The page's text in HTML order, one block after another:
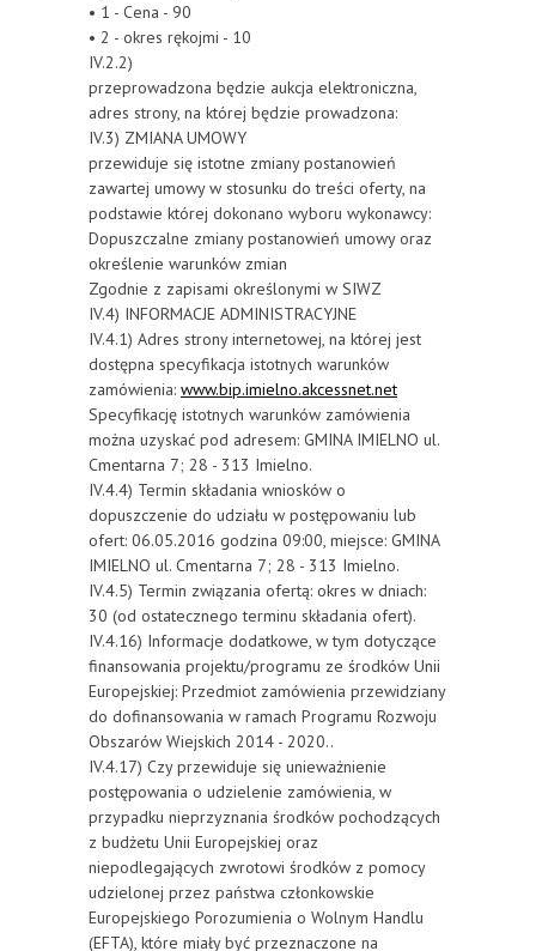
• 1 - Cena - 90
• 2 - okres rękojmi - 10
IV.2.2)
przeprowadzona będzie aukcja elektroniczna,
adres strony, na której będzie prowadzona:
IV.3) ZMIANA UMOWY
przewiduje się istotne zmiany postanowień
zawartej umowy w stosunku do treści oferty, na
podstawie której dokonano wyboru wykonawcy:
Dopuszczalne zmiany postanowień umowy oraz
określenie warunków zmian
Zgodnie z zapisami określonymi w SIWZ
IV.4) INFORMACJE ADMINISTRACYJNE
IV.4.1) Adres strony internetowej, na której jest
dostępna specyfikacja istotnych warunków
zamówienia: www.bip.imielno.akcessnet.net
Specyfikację istotnych warunków zamówienia
można uzyskać pod adresem: GMINA IMIELNO ul.
Cmentarna 7; 28 - 313 Imielno.
IV.4.4) Termin składania wniosków o
dopuszczenie do udziału w postępowaniu lub
ofert: 06.05.2016 godzina 09:00, miejsce: GMINA
IMIELNO ul. Cmentarna 7; 28 - 313 Imielno.
IV.4.5) Termin związania ofertą: okres w dniach:
30 (od ostatecznego terminu składania ofert).
IV.4.16) Informacje dodatkowe, w tym dotyczące
finansowania projektu/programu ze środków Unii
Europejskiej: Przedmiot zamówienia przewidziany
do dofinansowania w ramach Programu Rozwoju
Obszarów Wiejskich 2014 - 2020..
IV.4.17) Czy przewiduje się unieważnienie
postępowania o udzielenie zamówienia, w
przypadku nieprzyznania środków pochodzących
z budżetu Unii Europejskiej oraz
niepodlegających zwrotowi środków z pomocy
udzielonej przez państwa członkowskie
Europejskiego Porozumienia o Wolnym Handlu
(EFTA), które miały być przeznaczone na